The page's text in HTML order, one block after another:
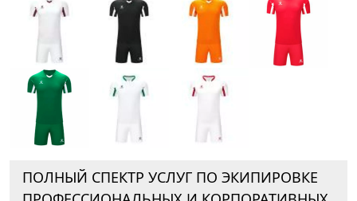
ПОЛНЫЙ СПЕКТР УСЛУГ ПО ЭКИПИРОВКЕ